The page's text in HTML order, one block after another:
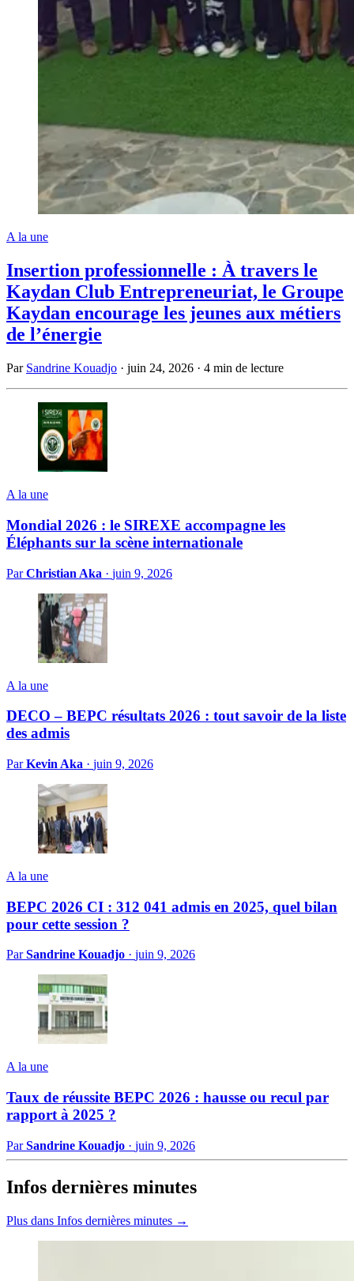
A la une
Insertion professionnelle : À travers le
Kaydan Club Entrepreneuriat, le Groupe
Kaydan encourage les jeunes aux métiers
de l’énergie
Par Sandrine Kouadjo · juin 24, 2026 · 4 min de lecture
A la une
Mondial 2026 : le SIREXE accompagne les
Éléphants sur la scène internationale
ParChristian Aka · juin 9, 2026
A la une
DECO – BEPC résultats 2026 : tout savoir de la liste
des admis
ParKevin Aka · juin 9, 2026
A la une
BEPC 2026 CI : 312 041 admis en 2025, quel bilan
pour cette session ?
ParSandrine Kouadjo · juin 9, 2026
A la une
Taux de réussite BEPC 2026 : hausse ou recul par
rapport à 2025 ?
ParSandrine Kouadjo · juin 9, 2026
Infos dernières minutes
Plus dans Infos dernières minutes →